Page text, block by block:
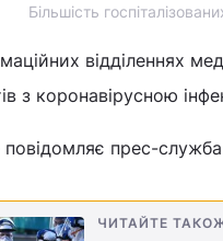
Більшість
відділеннях
з коронавірусною
прес-
ЧИТАЙТЕ